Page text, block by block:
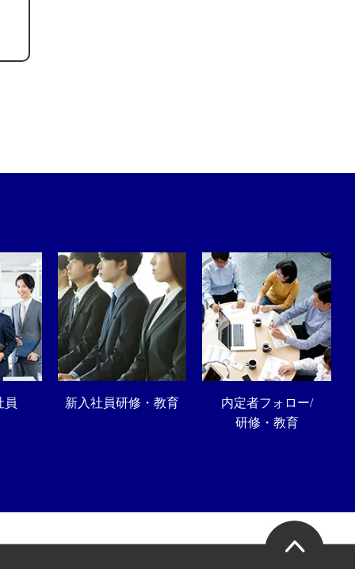
員 新入社員研修・教育
内定者フォロー/
研修・教育